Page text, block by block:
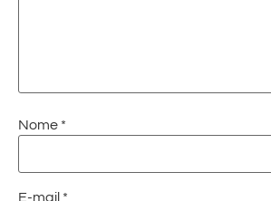
Nome *
E-mail *